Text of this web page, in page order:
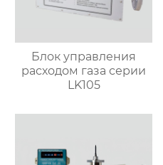
Блок управления
расходом газа серии
LK105